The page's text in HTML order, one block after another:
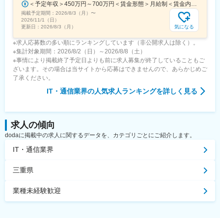
＜予定年収＞450万円～700万円＜賃金形態＞月給制＜賃金内訳＞月額（基本給）：274,000円～400,000円＜月給＞274,000円～400,000円＜昇給有無＞有＜残業手当＞有＜給与補足＞※経験・スキルを考慮のうえ、当社規定にて決定■昇給：年1回■賞与：年2回（7月・12月）賃金はあくまでも目安の金額であり、選考を通じて上下する可能性があります。月給(月額)は固定手当を含めた表記です。
掲載予定期間： 2026/8/3（月） 〜
2026/11/1（日）
更新日： 2026/8/3（月） 気になる
※求人応募数の多い順にランキングしています（非公開求人は除く）。
※集計対象期間：2026/8/2（日）～2026/8/8（土）
※事情により掲載終了予定日よりも前に求人募集が終了していることもご
ざいます。その場合は当サイトから応募はできませんので、あらかじめご
了承ください。
IT・通信業界の人気求人ランキングを詳しく見る
求人の傾向
dodaに掲載中の求人に関するデータを、カテゴリごとにご紹介します。
IT・通信業界
三重県
業種未経験歓迎